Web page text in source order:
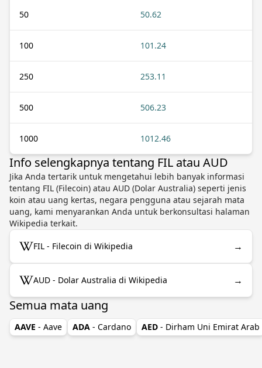
50 50.62
100 101.24
250 253.11
500 506.23
1000 1012.46
Info selengkapnya tentang FIL atau AUD
Jika Anda tertarik untuk mengetahui lebih banyak informasi
tentang FIL (Filecoin) atau AUD (Dolar Australia) seperti jenis
koin atau uang kertas, negara pengguna atau sejarah mata
uang, kami menyarankan Anda untuk berkonsultasi halaman
Wikipedia terkait.
FIL - Filecoin di Wikipedia →
AUD - Dolar Australia di Wikipedia →
Semua mata uang
AAVE - Aave ADA - Cardano AED - Dirham Uni Emirat Arab